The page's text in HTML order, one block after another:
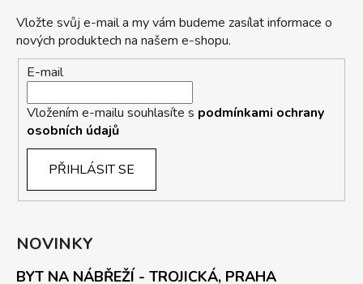
Vložte svůj e-mail a my vám budeme zasílat informace o
nových produktech na našem e-shopu.
E-mail
Vložením e-mailu souhlasíte s podmínkami ochrany
osobních údajů
PŘIHLÁSIT SE
NOVINKY
BYT NA NÁBŘEŽÍ - TROJICKÁ, PRAHA